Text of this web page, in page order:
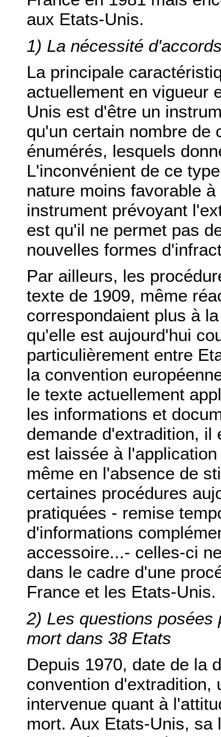
aux Etats-Unis.
1) La nécessité
La principale
actuellement en vigueur
Unis est d'être un
qu'un certain nombre de
énumérés, lesquels
L'inconvénient de ce
nature moins favorable
instrument prévoyant
est qu'il ne permet pas
nouvelles formes
Par ailleurs, les
texte de 1909, même
correspondaient plus à
qu'elle est aujourd'hui
particulièrement entre
la convention
le texte actuellement
les informations et
demande d'extradition, il
est laissée à
même en l'absence de
certaines procédures
pratiquées - remise
d'informations
accessoire...- celles-ci
dans le cadre d'une
France et les Etats-Unis.
2) Les questions posées
mort dans 38 Etats
Depuis 1970, date de la
convention d'extradition,
intervenue quant à
mort. Aux Etats-Unis, sa